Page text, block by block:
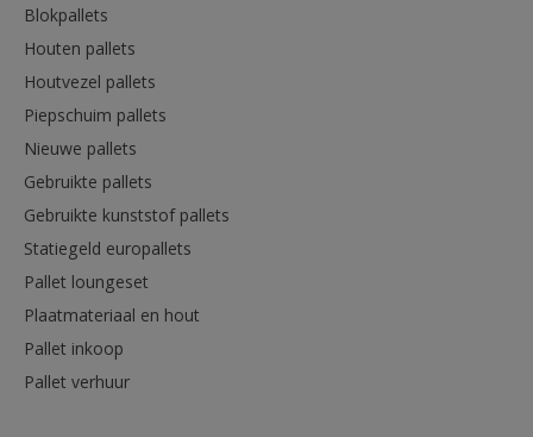
Blokpallets
Houten pallets
Houtvezel pallets
Piepschuim pallets
Nieuwe pallets
Gebruikte pallets
Gebruikte kunststof pallets
Statiegeld europallets
Pallet loungeset
Plaatmateriaal en hout
Pallet inkoop
Pallet verhuur